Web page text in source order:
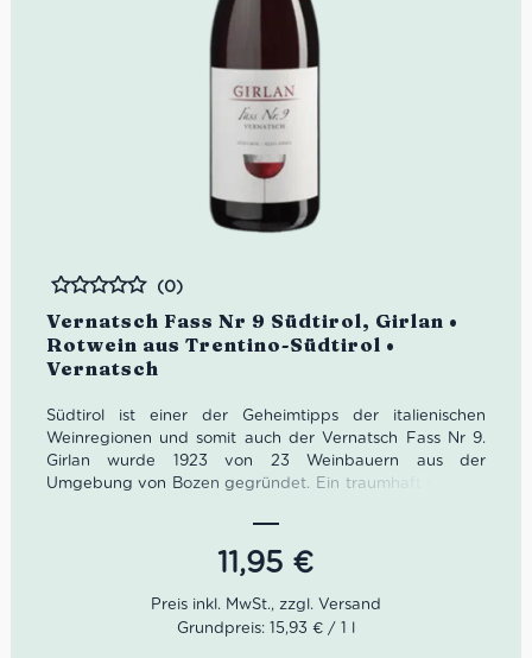
Vernatsch Fass Nr 9 Südtirol, Girlan •
Rotwein aus Trentino-Südtirol •
Vernatsch
Bewertet
(0)
Südtirol ist einer der Geheimtipps der italienischen
Weinregionen und somit auch der Vernatsch Fass Nr 9.
Girlan wurde 1923 von 23 Weinbauern aus der
Umgebung von Bozen gegründet. Ein traumhaft schöner
Die alten Gemäuer der Kellergänge bieten optimale
Bedingungen für die Lagerung der Weine. Heute sind
etwa 200 Winzerfamilien Teil von Girlan. Kellermeister
Gerhard Kofler pflegt dafür einen regen Austausch.
11,95 €
Grundpreis: 15,93 € / 1 l